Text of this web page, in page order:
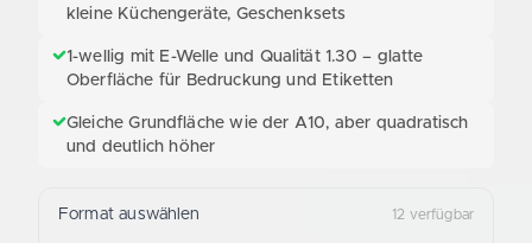
kleine Küchengeräte, Geschenksets
1-wellig mit E-Welle und Qualität 1.30 – glatte
Oberfläche für Bedruckung und Etiketten
Gleiche Grundfläche wie der A10, aber quadratisch
und deutlich höher
Format auswählen 12 verfügbar